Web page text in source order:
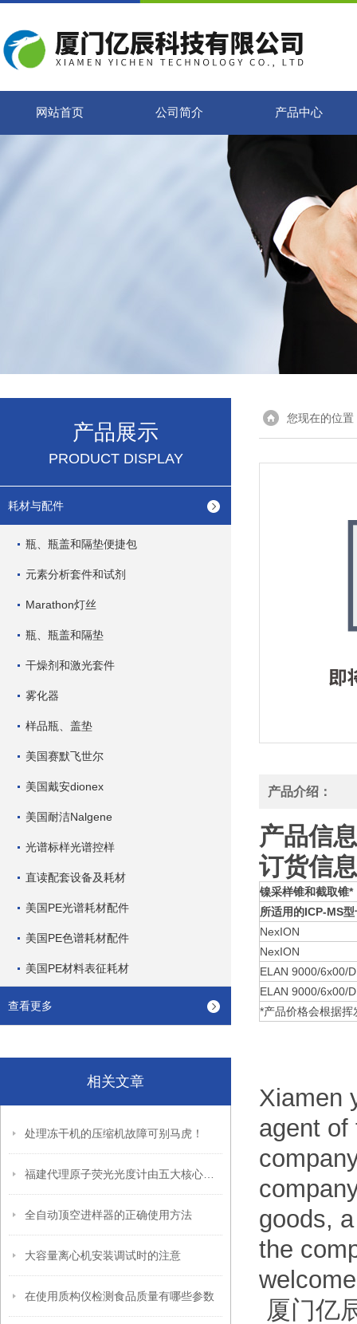
网站首页 公司简介 产品中心
产品展示
PRODUCT DISPLAY
耗材与配件
瓶、瓶盖和隔垫便捷包
元素分析套件和试剂
Marathon灯丝
瓶、瓶盖和隔垫
干燥剂和激光套件
雾化器
样品瓶、盖垫
美国赛默飞世尔
美国戴安dionex
美国耐洁Nalgene
光谱标样光谱控样
直读配套设备及耗材
美国PE光谱耗材配件
美国PE色谱耗材配件
美国PE材料表征耗材
查看更多
相关文章
处理冻干机的压缩机故障可别马虎！
全自动顶空进样器的正确使用方法
大容量离心机安装调试时的注意
在使用质构仪检测食品质量有哪些参数
您现在的位置
产品介绍：
产品信息
订货信
镍采样锥和截取锥*
所适用的ICP-MS型
NexION
NexION
ELAN 9000/6x00/
ELAN 9000/6x00/
*产品价格会根据
Xiamen
agent of
goods,
the
厦门亿